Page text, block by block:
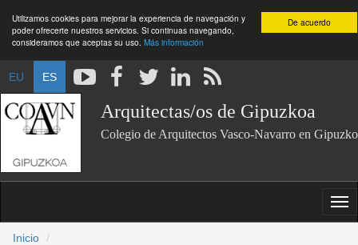
De acuerdo
Utilizamos cookies para mejorar la experiencia de navegación y
poder ofrecerte nuestros servicios. Si continuas navegando,
consideramos que aceptas su uso. Más información
EU ES
Arquitectas/os de Gipuzkoa
Colegio de Arquitectos Vasco-Navarro en
Inicio